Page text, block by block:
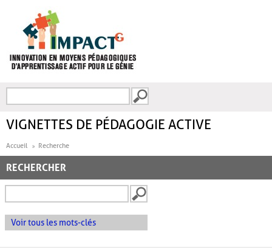
FORMULAIRE DE
VIGNETTES DE PÉDAGOGIE ACTIVE
Accueil Recherche
RECHERCHER
Voir tous les mots-clés